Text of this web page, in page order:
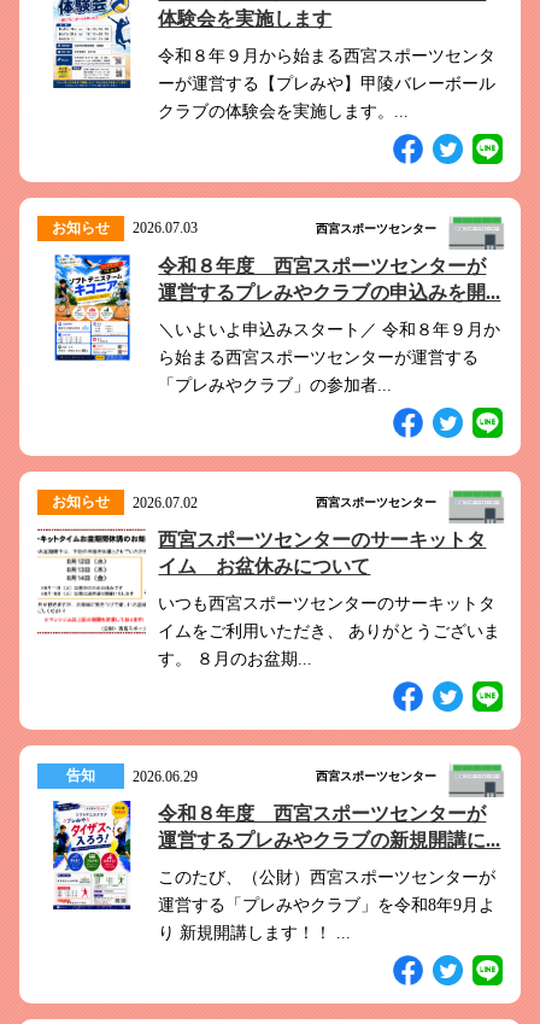
体験会を実施します
令和８年９月から始まる西宮スポーツセンタ
ーが運営する【プレみや】甲陵バレーボール
クラブの体験会を実施します。...
お知らせ 2026.07.03 西宮スポーツセンター
令和８年度 西宮スポーツセンターが
運営するプレみやクラブの申込みを開...
＼いよいよ申込みスタート／ 令和８年９月か
ら始まる西宮スポーツセンターが運営する
「プレみやクラブ」の参加者...
お知らせ 2026.07.02 西宮スポーツセンター
西宮スポーツセンターのサーキットタ
イム お盆休みについて
いつも西宮スポーツセンターのサーキットタ
イムをご利用いただき、 ありがとうございま
す。 ８月のお盆期...
告知 2026.06.29 西宮スポーツセンター
令和８年度 西宮スポーツセンターが
運営するプレみやクラブの新規開講に...
このたび、（公財）西宮スポーツセンターが
運営する「プレみやクラブ」を令和8年9月よ
り 新規開講します！！ ...